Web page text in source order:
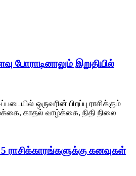
போராடினாலும் இறுதியில்
ஒருவரின் பிறப்பு ராசிக்கும்
காதல் வாழ்க்கை, நிதி நிலை
கனவுகள்